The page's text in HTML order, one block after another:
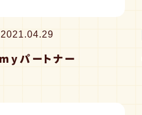
2021.04.29
パートナー